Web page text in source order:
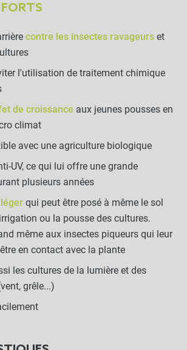
FORTS
contre les insectes ravageurs et
l'utilisation de traitement chimique
de croissance aux jeunes pousses en
climat
avec une agriculture biologique
UV, ce qui lui offre une grande
plusieurs années
qui peut être posé à même le sol
ou la pousse des cultures.
même aux insectes piqueurs qui leur
en contact avec la plante
les cultures de la lumière et des
grêle...)